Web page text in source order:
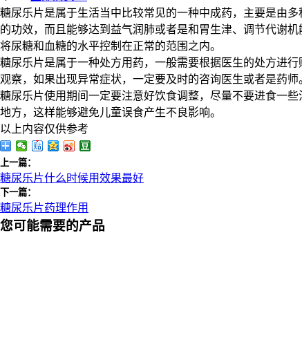
糖尿乐片是属于生活当中比较常见的一种中成药，主要是由
的功效，而且能够达到益气润肺或者是和胃生津、调节代谢
将尿糖和血糖的水平控制在正常的范围之内。
糖尿乐片是属于一种处方用药，一般需要根据医生的处方进
观察，如果出现异常症状，一定要及时的咨询医生或者是药
糖尿乐片使用期间一定要注意好饮食调整，尽量不要进食一
地方，这样能够避免儿童误食产生不良影响。
以上内容仅供参考
上一篇：
糖尿乐片什么时候用效果最好
下一篇：
糖尿乐片药理作用
您可能需要的产品